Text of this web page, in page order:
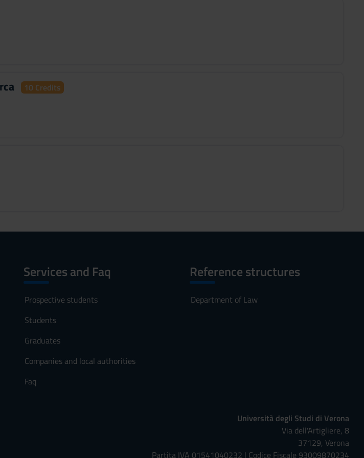
10 Credits
Services and Faq
Prospective students
Students
Graduates
Companies and local authorities
Faq
Reference structures
Department of Law
Università degli Studi di Verona
Via dell'Artigliere, 8
37129, Verona
Partita IVA 01541040232 | Codice Fiscale 93009870234